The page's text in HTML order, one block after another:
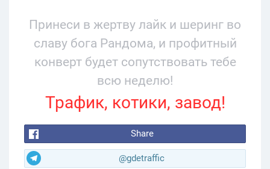
Принеси в жертву лайк и шеринг во
славу бога Рандома, и профитный
конверт будет сопутствовать тебе
всю неделю!
Трафик, котики, завод!
Share
@gdetraffic